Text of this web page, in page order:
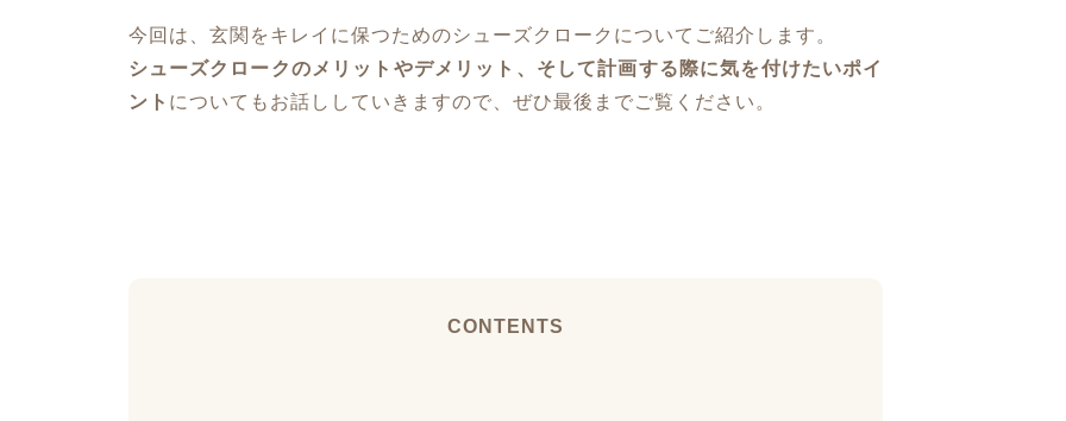
今回は、玄関をキレイに保つためのシューズクロークについてご紹介します。
シューズクロークのメリットやデメリット、そして計画する際に気を付けたいポイ
ント についてもお話ししていきますので、ぜひ最後までご覧ください。
CONTENTS